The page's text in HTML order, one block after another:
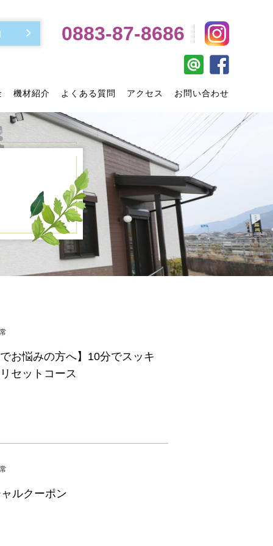
0883-87-8686
機材紹介 よくある質問 アクセス お問い合わせ
でお悩みの方へ】10分でスッキ
セットコース
ルクーポン